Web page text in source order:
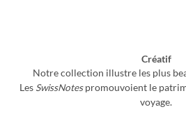
Créatif
Notre collection illustre les plus
Les SwissNotespromouvoient le
voyage.